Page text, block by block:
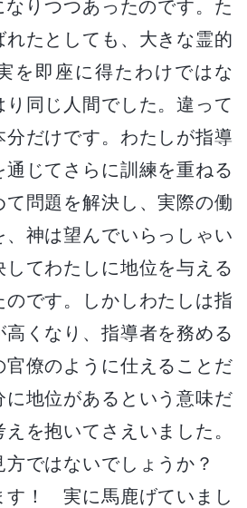
りつつあったのです。た
れたとしても、大きな霊的
を即座に得たわけではな
り同じ人間でした。違って
だけです。わたしが指導
じてさらに訓練を重ねる
て問題を解決し、実際の働
、神は望んでいらっしゃい
してわたしに地位を与える
です。しかしわたしは指
くなり、指導者を務める
官僚のように仕えることだ
に地位があるという意味だ
を抱いてさえいました。
方ではないでしょうか？
す！ 実に馬鹿げていまし